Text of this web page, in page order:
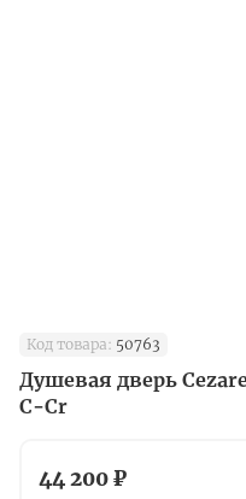
Код товара: 50763
Душевая дверь
C-Cr
44 200 ₽